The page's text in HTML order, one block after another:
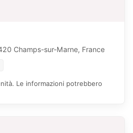
Champs-sur-Marne, France
Le informazioni potrebbero